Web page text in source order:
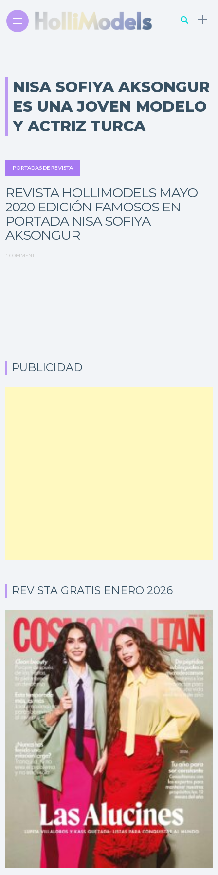
NISA SOFIYA AKSONGUR
ES UNA JOVEN MODELO
Y ACTRIZ TURCA
PORTADAS DE REVISTA
REVISTA HOLLIMODELS MAYO
2020 EDICIÓN FAMOSOS EN
PORTADA NISA SOFIYA
AKSONGUR
1 COMMENT
PUBLICIDAD
REVISTA GRATIS ENERO 2026